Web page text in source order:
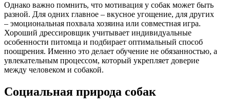
Однако важно помнить, что мотивация у собак может быть
разной. Для одних главное – вкусное угощение, для других
– эмоциональная похвала хозяина или совместная игра.
Хороший дрессировщик учитывает индивидуальные
особенности питомца и подбирает оптимальный способ
поощрения. Именно это делает обучение не обязанностью, а
увлекательным процессом, который укрепляет доверие
между человеком и собакой.
Социальная природа собак